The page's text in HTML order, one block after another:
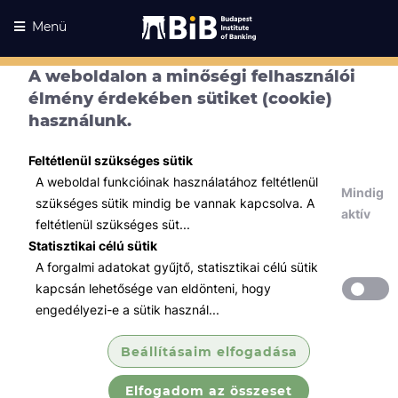
A weboldalon a minőségi felhasználói
élmény érdekében sütiket (cookie)
használunk.
Feltétlenül szükséges sütik
A weboldal funkcióinak használatához feltétlenül
szükséges sütik mindig be vannak kapcsolva. A
feltétlenül szükséges süt...
Mindig
aktív
Statisztikai célú sütik
A forgalmi adatokat gyűjtő, statisztikai célú sütik
kapcsán lehetősége van eldönteni, hogy
engedélyezi-e a sütik használ...
Beállításaim elfogadása
Elfogadom az összeset
Menü
Kurzusaink
Minden témában